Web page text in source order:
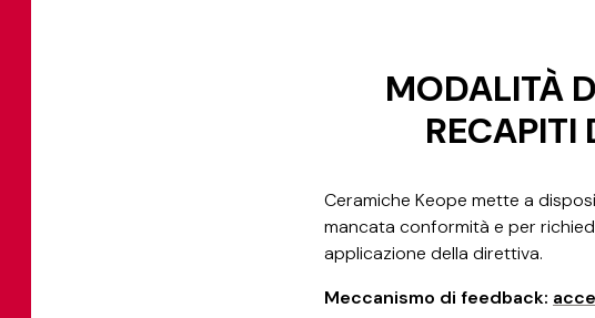
MODALITÀ
RECAPITI
Ceramiche Keope mette a
mancata conformità e per
applicazione della direttiva.
Meccanismo di feedback: